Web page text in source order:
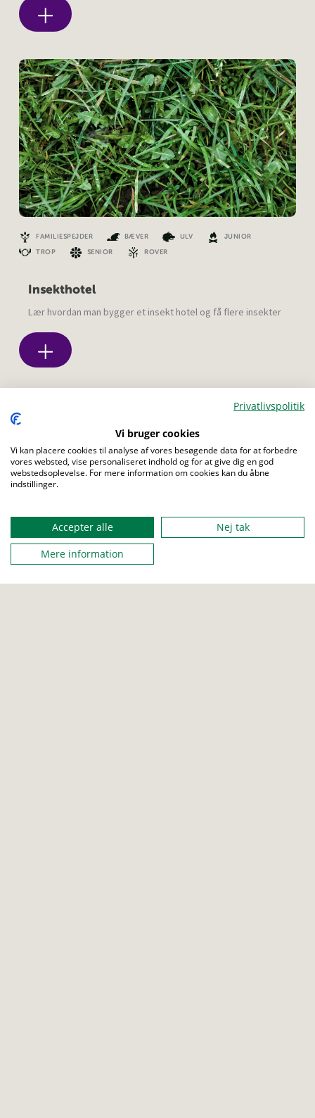
FAMILIESPEJDER BÆVER ULV JUNIOR
TROP SENIOR ROVER
Insekthotel
Lær hvordan man bygger et insekt hotel og få flere insekter
Privatlivspolitik
Vi bruger cookies
Vi kan placere cookies til analyse af vores besøgende data for at forbedre
vores websted, vise personaliseret indhold og for at give dig en god
webstedsoplevelse. For mere information om cookies kan du åbne
indstillinger.
Accepter alle
Nej tak
Mere information